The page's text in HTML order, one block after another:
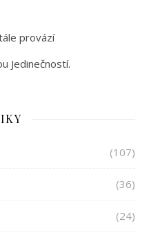
provází
Jedinečností.
(107)
(36)
(24)